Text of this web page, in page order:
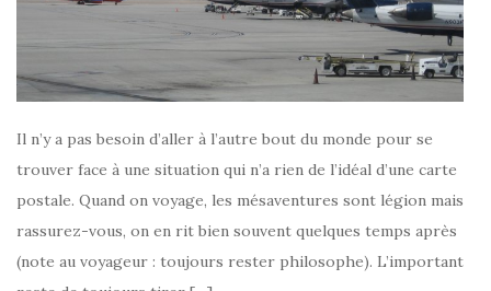
Il n’y a pas besoin d’aller à l’autre bout du monde pour se
trouver face à une situation qui n’a rien de l’idéal d’une carte
postale. Quand on voyage, les mésaventures sont légion mais
rassurez-vous, on en rit bien souvent quelques temps après
(note au voyageur : toujours rester philosophe). L’important